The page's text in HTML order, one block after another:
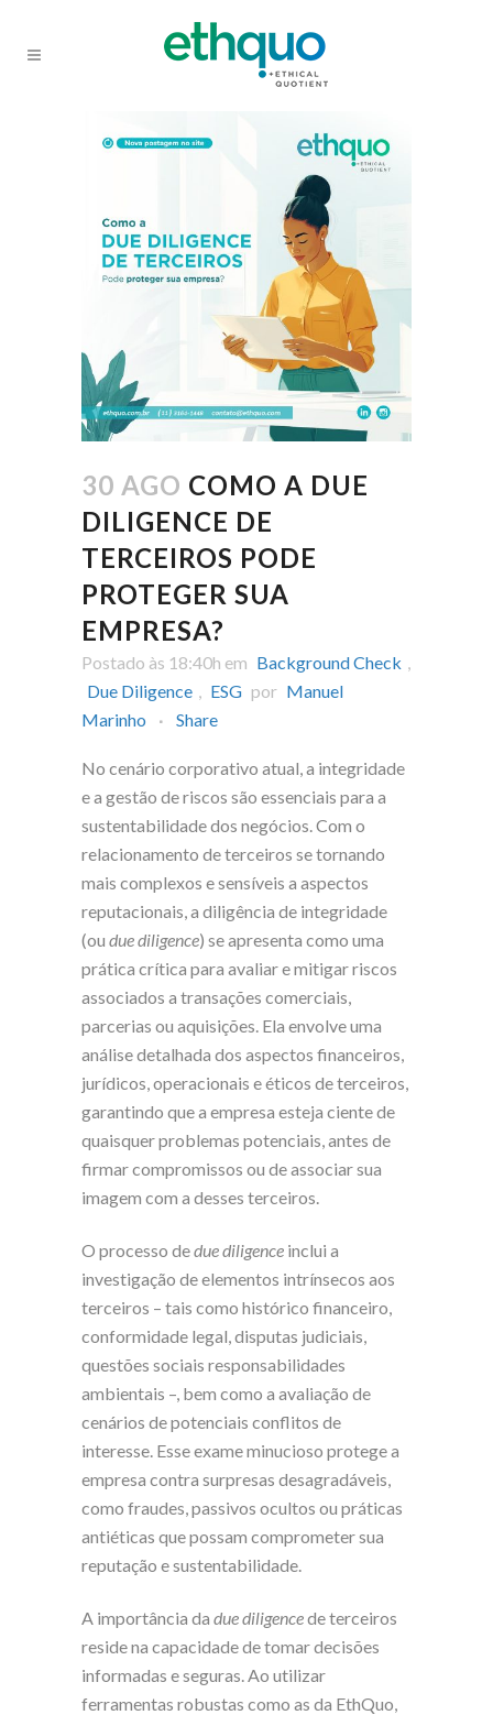
30 AGO COMO A DUE
DILIGENCE DE
TERCEIROS PODE
PROTEGER SUA
EMPRESA?
Postado às 18:40h em Background Check ,
Due Diligence , ESG por Manuel
Marinho
Share
No cenário corporativo atual, a integridade
e a gestão de riscos são essenciais para a
sustentabilidade dos negócios. Com o
relacionamento de terceiros se tornando
mais complexos e sensíveis a aspectos
reputacionais, a diligência de integridade
(ou due diligence) se apresenta como uma
prática crítica para avaliar e mitigar riscos
associados a transações comerciais,
parcerias ou aquisições. Ela envolve uma
análise detalhada dos aspectos financeiros,
jurídicos, operacionais e éticos de terceiros,
garantindo que a empresa esteja ciente de
quaisquer problemas potenciais, antes de
firmar compromissos ou de associar sua
imagem com a desses terceiros.
O processo dedue diligence inclui a
investigação de elementos intrínsecos aos
terceiros – tais como histórico financeiro,
conformidade legal, disputas judiciais,
questões sociais responsabilidades
ambientais –, bem como a avaliação de
cenários de potenciais conflitos de
interesse. Esse exame minucioso protege a
empresa contra surpresas desagradáveis,
como fraudes, passivos ocultos ou práticas
antiéticas que possam comprometer sua
reputação e sustentabilidade.
A importância da due diligencede terceiros
reside na capacidade de tomar decisões
informadas e seguras. Ao utilizar
ferramentas robustas como as da EthQuo,